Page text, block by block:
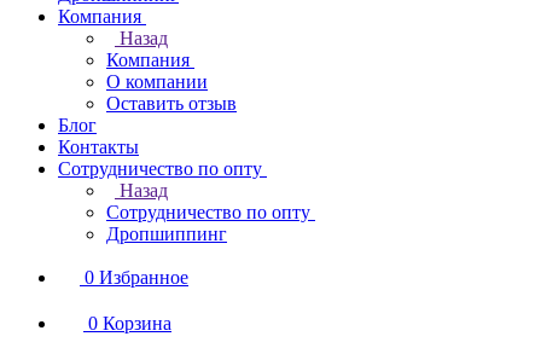
Компания
Назад
Компания
О компании
Оставить отзыв
Блог
Контакты
Сотрудничество по опту
Назад
Сотрудничество по опту
Дропшиппинг
0 Избранное
0 Корзина